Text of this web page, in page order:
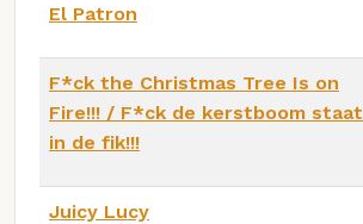
El Patron
F*ck the Christmas Tree Is on
Fire!!! / F*ck de kerstboom staat
in de fik!!!
Juicy Lucy